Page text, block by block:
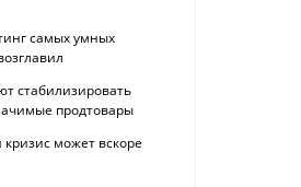
самых умных
стабилизировать
продтовары
может вскоре